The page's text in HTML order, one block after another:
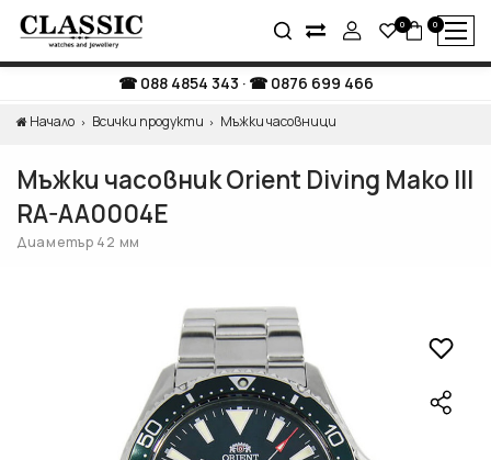
0 0
088 4854 343 · 0876 699 466
Начало Всички продукти Мъжки часовници
Мъжки часовник Orient Diving Mako III
RA-AA0004E
Диаметър 42 мм